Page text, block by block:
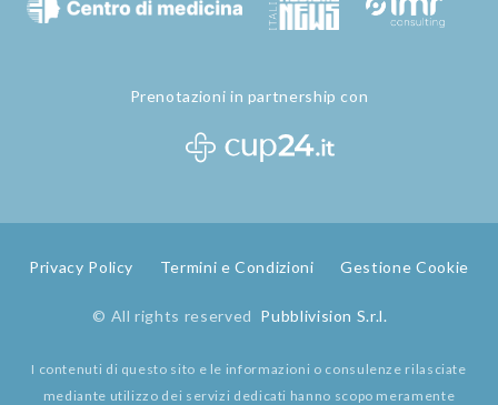
Prenotazioni in partnership con
Privacy Policy Termini e Condizioni Gestione Cookie
© All rights reserved Pubblivision S.r.l.
I contenuti di questo sito e le informazioni o consulenze rilasciate
mediante utilizzo dei servizi dedicati hanno scopo meramente